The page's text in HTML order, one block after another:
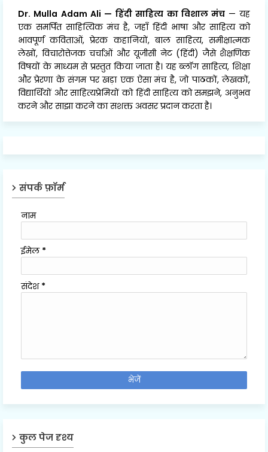
Dr. Mulla Adam Ali — हिंदी साहित्य का विशाल मंच — यह
एक समर्पित साहित्यिक मंच है, जहाँ हिंदी भाषा और साहित्य को
भावपूर्ण कविताओं, प्रेरक कहानियों, बाल साहित्य, समीक्षात्मक
लेखों, विचारोत्तेजक चर्चाओं और यूजीसी नेट (हिंदी) जैसे शैक्षणिक
विषयों के माध्यम से प्रस्तुत किया जाता है। यह ब्लॉग साहित्य, शिक्षा
और प्रेरणा के संगम पर खड़ा एक ऐसा मंच है, जो पाठकों, लेखकों,
विद्यार्थियों और साहित्यप्रेमियों को हिंदी साहित्य को समझने, अनुभव
करने और साझा करने का सशक्त अवसर प्रदान करता है।
संपर्क फ़ॉर्म
नाम
ईमेल *
संदेश *
कुल पेज दृश्य